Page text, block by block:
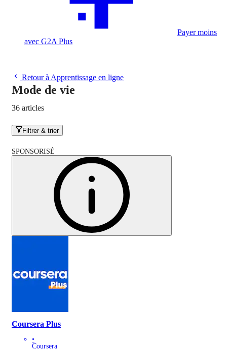
Payer moins
avec G2A Plus
Retour à Apprentissage en ligne
Mode de vie
36 articles
Filtrer & trier
SPONSORISÉ
Coursera Plus
•
Coursera